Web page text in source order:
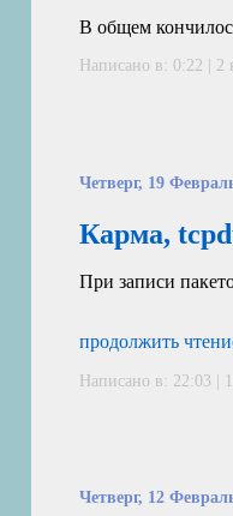
В общем
Написано в: 0:22 | 2
Четверг, 19
Карма,
При записи
продолжить
Написано в: 22:03 |
Четверг, 12